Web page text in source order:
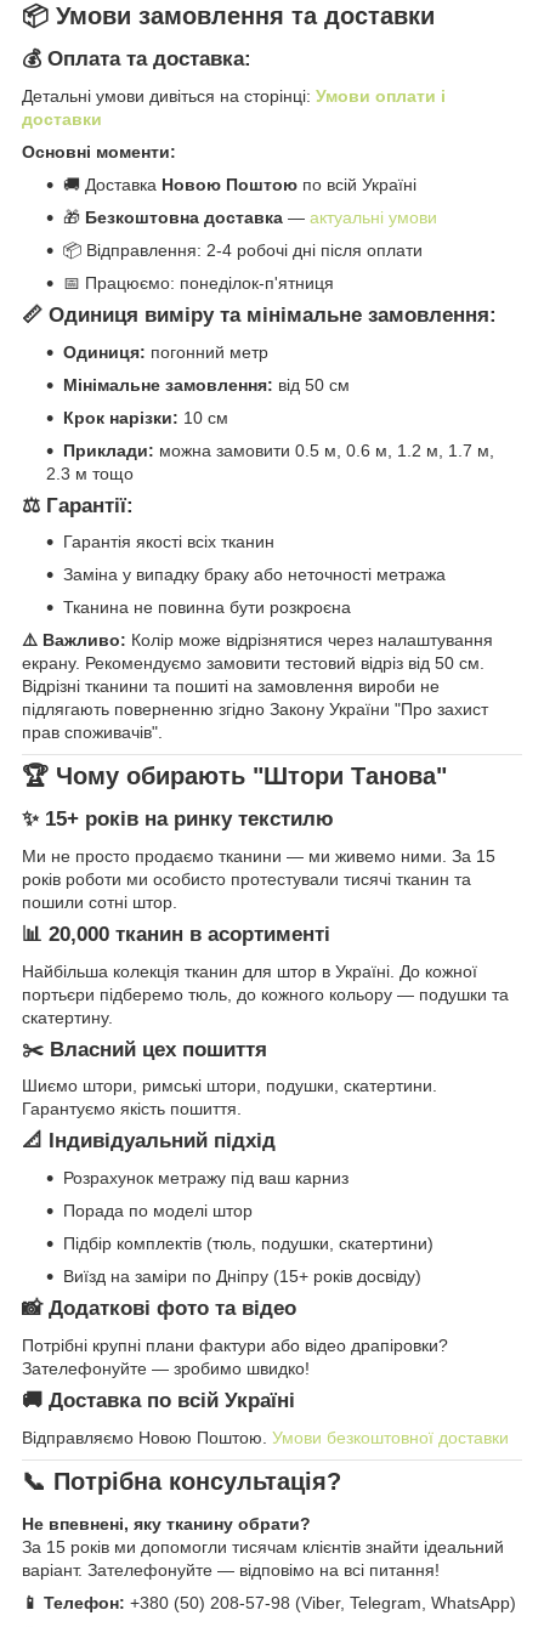
📦 Умови замовлення та доставки
💰 Оплата та доставка:
Детальні умови дивіться на сторінці: Умови оплати і
доставки
Основні моменти:
🚚 Доставка Новою Поштою по всій Україні
🎁 Безкоштовна доставка — актуальні умови
📦 Відправлення: 2-4 робочі дні після оплати
📅 Працюємо: понеділок-п'ятниця
📏 Одиниця виміру та мінімальне замовлення:
Одиниця: погонний метр
Мінімальне замовлення: від 50 см
Крок нарізки: 10 см
Приклади: можна замовити 0.5 м, 0.6 м, 1.2 м, 1.7 м,
2.3 м тощо
⚖️ Гарантії:
Гарантія якості всіх тканин
Заміна у випадку браку або неточності метража
Тканина не повинна бути розкроєна
⚠️ Важливо: Колір може відрізнятися через налаштування
екрану. Рекомендуємо замовити тестовий відріз від 50 см.
Відрізні тканини та пошиті на замовлення вироби не
підлягають поверненню згідно Закону України "Про захист
прав споживачів".
🏆 Чому обирають "Штори Танова"
✨ 15+ років на ринку текстилю
Ми не просто продаємо тканини — ми живемо ними. За 15
років роботи ми особисто протестували тисячі тканин та
пошили сотні штор.
📊 20,000 тканин в асортименті
Найбільша колекція тканин для штор в Україні. До кожної
портьєри підберемо тюль, до кожного кольору — подушки та
скатертину.
✂️ Власний цех пошиття
Шиємо штори, римські штори, подушки, скатертини.
Гарантуємо якість пошиття.
📐 Індивідуальний підхід
Розрахунок метражу під ваш карниз
Порада по моделі штор
Підбір комплектів (тюль, подушки, скатертини)
Виїзд на заміри по Дніпру (15+ років досвіду)
📸 Додаткові фото та відео
Потрібні крупні плани фактури або відео драпіровки?
Зателефонуйте — зробимо швидко!
🚚 Доставка по всій Україні
Відправляємо Новою Поштою. Умови безкоштовної доставки
📞 Потрібна консультація?
Не впевнені, яку тканину обрати?
За 15 років ми допомогли тисячам клієнтів знайти ідеальний
варіант. Зателефонуйте — відповімо на всі питання!
📱 Телефон: +380 (50) 208-57-98 (Viber, Telegram, WhatsApp)